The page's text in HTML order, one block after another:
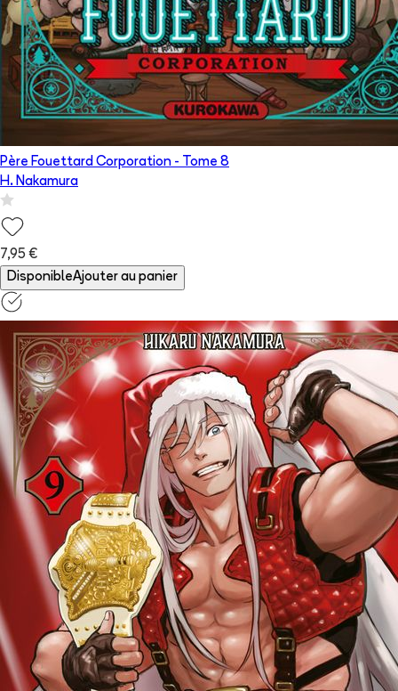
Père Fouettard Corporation - Tome 8
H. Nakamura
7,95 €
DisponibleAjouter au panier